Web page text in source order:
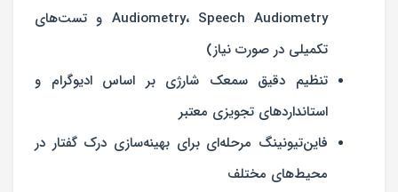
Audiometry، Speech Audiometry و تست‌های
تکمیلی در صورت نیاز)
تنظیم دقیق سمعک شارژی بر اساس ادیوگرام و
استانداردهای تجویزی معتبر
فاین‌تیونینگ مرحله‌ای برای بهینه‌سازی درک گفتار در
محیط‌های مختلف